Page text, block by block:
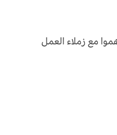
مع زملاء العمل